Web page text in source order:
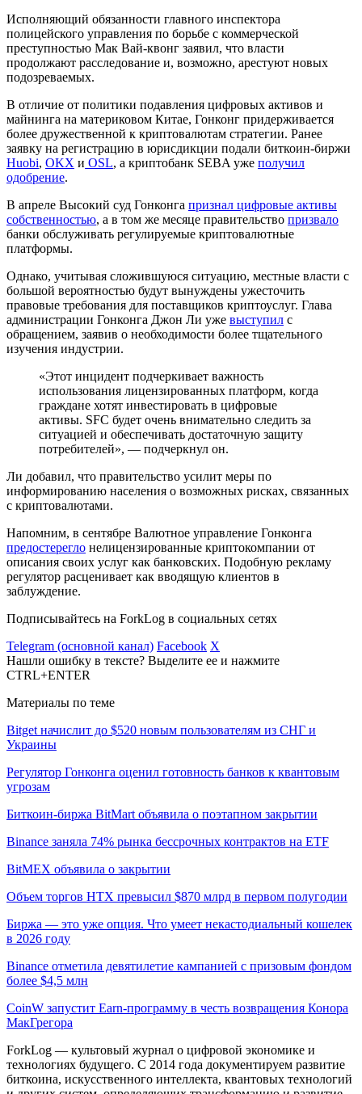
Исполняющий обязанности главного инспектора
полицейского управления по борьбе с коммерческой
преступностью Мак Вай-квонг заявил, что власти
продолжают расследование и, возможно, арестуют новых
подозреваемых.
В отличие от политики подавления цифровых активов и
майнинга на материковом Китае, Гонконг придерживается
более дружественной к криптовалютам стратегии. Ранее
заявку на регистрацию в юрисдикции подали биткоин-биржи
Huobi, OKX и OSL, а криптобанк SEBA уже получил
одобрение.
В апреле Высокий суд Гонконга признал цифровые активы
собственностью, а в том же месяце правительство призвало
банки обслуживать регулируемые криптовалютные
платформы.
Однако, учитывая сложившуюся ситуацию, местные власти с
большой вероятностью будут вынуждены ужесточить
правовые требования для поставщиков криптоуслуг. Глава
администрации Гонконга Джон Ли уже выступил с
обращением, заявив о необходимости более тщательного
изучения индустрии.
«Этот инцидент подчеркивает важность
использования лицензированных платформ, когда
граждане хотят инвестировать в цифровые
активы. SFC будет очень внимательно следить за
ситуацией и обеспечивать достаточную защиту
потребителей», — подчеркнул он.
Ли добавил, что правительство усилит меры по
информированию населения о возможных рисках, связанных
с криптовалютами.
Напомним, в сентябре Валютное управление Гонконга
предостерегло нелицензированные криптокомпании от
описания своих услуг как банковских. Подобную рекламу
регулятор расценивает как вводящую клиентов в
заблуждение.
Подписывайтесь на ForkLog в социальных сетях
Telegram (основной канал) Facebook X
Нашли ошибку в тексте? Выделите ее и нажмите
CTRL+ENTER
Материалы по теме
Bitget начислит до $520 новым пользователям из СНГ и
Украины
Регулятор Гонконга оценил готовность банков к квантовым
угрозам
Биткоин-биржа BitMart объявила о поэтапном закрытии
Binance заняла 74% рынка бессрочных контрактов на ETF
BitMEX объявила о закрытии
Объем торгов HTX превысил $870 млрд в первом полугодии
Биржа — это уже опция. Что умеет некастодиальный кошелек
в 2026 году
Binance отметила девятилетие кампанией с призовым фондом
более $4,5 млн
CoinW запустит Earn-программу в честь возвращения Конора
МакГрегора
ForkLog — культовый журнал о цифровой экономике и
технологиях будущего. С 2014 года документируем развитие
биткоина, искусственного интеллекта, квантовых технологий